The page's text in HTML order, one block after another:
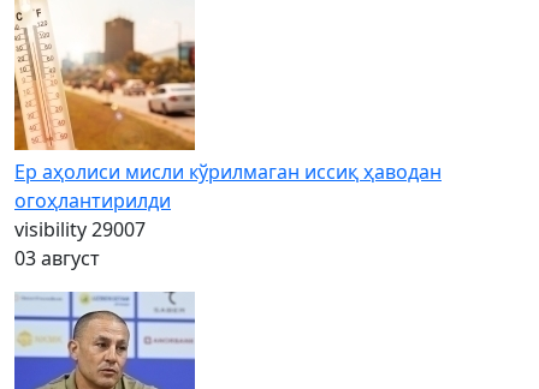
Ер аҳолиси мисли кўрилмаган иссиқ ҳаводан
огоҳлантирилди
visibility29007
03 август